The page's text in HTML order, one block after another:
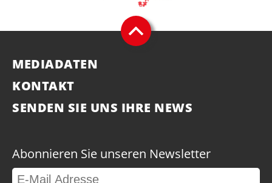
MEDIADATEN
KONTAKT
SENDEN SIE UNS IHRE NEWS
Abonnieren Sie unseren Newsletter